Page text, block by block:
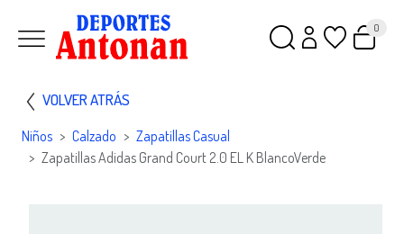
0
VOLVER ATRÁS
Niños Calzado
Zapatillas Casual
Zapatillas Adidas Grand Court 2.0 EL K BlancoVerde